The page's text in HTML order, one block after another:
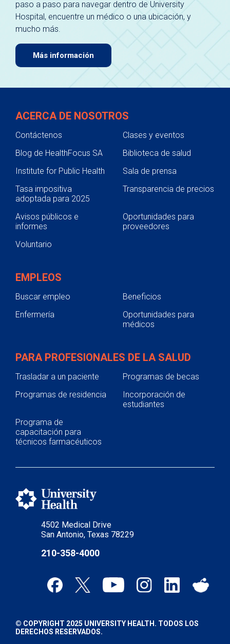
paso a paso para navegar dentro de University
Hospital, encuentre un médico o una ubicación, y
mucho más.
Más información
4502 Medical Drive
San Antonio, Texas 78229
210-358-4000
ACERCA DE NOSOTROS
Contáctenos
Clases y eventos
Blog de HealthFocus SA
Biblioteca de salud
Institute for Public Health
Sala de prensa
Tasa impositiva
adoptada para 2025
Transparencia de precios
Avisos públicos e
informes
Oportunidades para
proveedores
Voluntario
EMPLEOS
Buscar empleo
Beneficios
Enfermería
Oportunidades para
médicos
PARA PROFESIONALES DE LA SALUD
Trasladar a un paciente
Programas de becas
Programas de residencia
Incorporación de
estudiantes
Programa de
capacitación para
técnicos farmacéuticos
© COPYRIGHT 2025 UNIVERSITY HEALTH. TODOS LOS
DERECHOS RESERVADOS.